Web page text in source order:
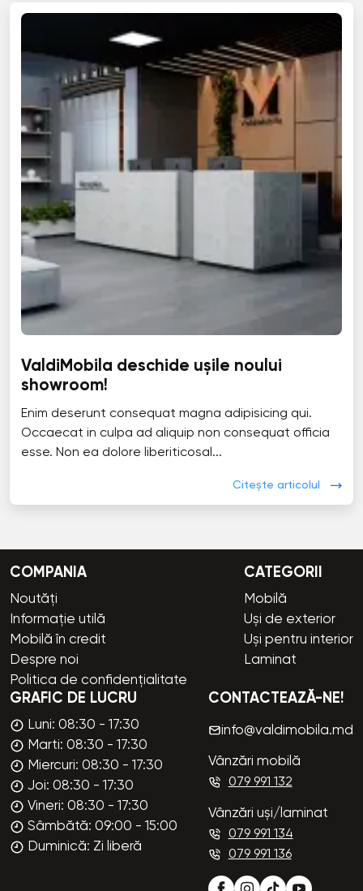
ValdiMobila deschide ușile noului
showroom!
Enim deserunt consequat magna adipisicing qui.
Occaecat in culpa ad aliquip non consequat officia
esse. Non ea dolore liberiticosal...
Citește articolul
COMPANIA
Noutăți
Informație utilă
Mobilă în credit
Despre noi
Politica de confidențialitate
CATEGORII
Mobilă
Uși de exterior
Uși pentru interior
Laminat
GRAFIC DE LUCRU
Luni: 08:30 - 17:30
Marti: 08:30 - 17:30
Miercuri: 08:30 - 17:30
Joi: 08:30 - 17:30
Vineri: 08:30 - 17:30
Sâmbătă: 09:00 - 15:00
Duminică: Zi liberă
CONTACTEAZĂ-NE!
info@valdimobila.md
Vânzări mobilă
079 991 132
Vânzări uși/laminat
079 991 134
079 991 136